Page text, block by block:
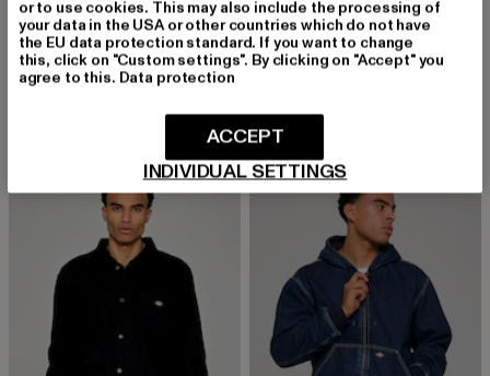
DICKIES
Millerville
55,79 EUR
Derzeitiger Preis: 55,79 EUR
89,99 EUR Aktionspreis: 89,99 EUR
DICKIES
Madison
or to use cookies. This may also include the processing of
your data in the USA or other countries which do not have
the EU data protection standard. If you want to change
this, click on "Custom settings". By clicking on "Accept" you
agree to this. Data protection
INDIVIDUAL SETTINGS
ACCEPT